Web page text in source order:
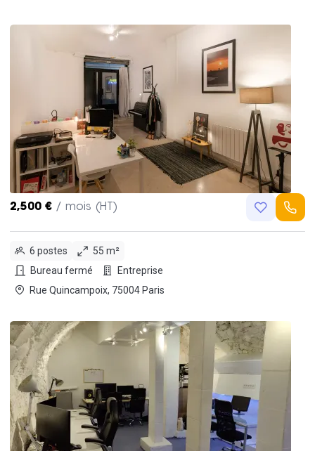
2,500 € / mois (HT)
6 postes
55 m²
Bureau fermé
Entreprise
Rue Quincampoix, 75004 Paris